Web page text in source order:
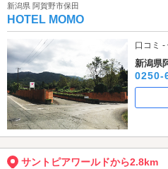
新潟県 阿賀野市保田
HOTEL MOMO
口コミ -
新潟県
0250-
サントピアワールドから2.8km